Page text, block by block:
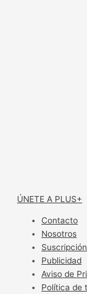
ÚNETE A PLUS+
Contacto
Nosotros
Publicidad
Aviso de
Política de